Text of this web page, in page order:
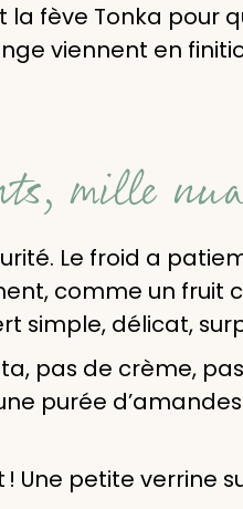
fève Tonka pour
viennent en
mille
Le froid a
comme un fruit
simple, délicat,
pas de crème,
purée
Une petite verrine